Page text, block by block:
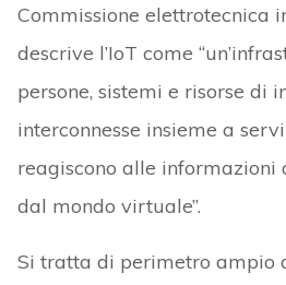
Commissione elettrotecnica
descrive l’IoT come
persone, sistemi e risorse di
interconnesse insieme a
reagiscono alle informazioni
dal mondo virtuale”.
Si tratta di perimetro ampio